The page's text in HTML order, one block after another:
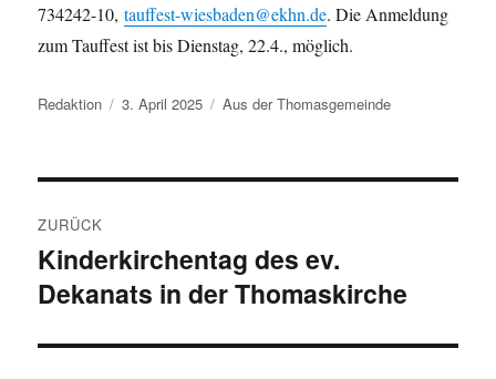
734242-10,tauffest-wiesbaden@ekhn.de. Die Anmeldung
zum Tauffest ist bis Dienstag, 22.4., möglich.
Autor
Redaktion
Veröffentlicht
3. April 2025 Kategorien
Aus der Thomasgemeinde
ZURÜCK
Vorheriger
Beitrag:
Kinderkirchentag des ev.
Dekanats in der Thomaskirche